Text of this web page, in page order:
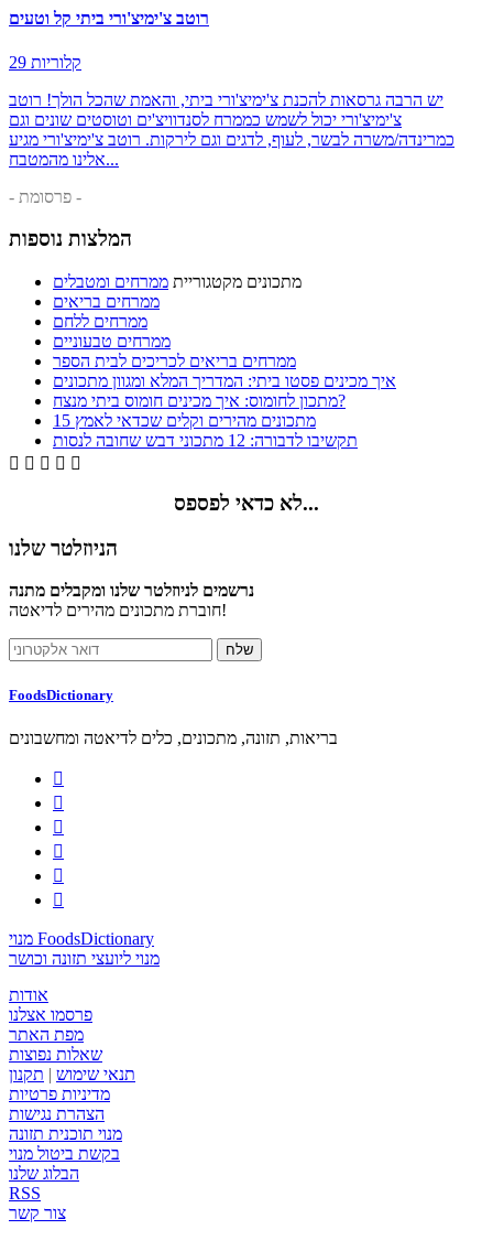
רוטב צ'ימיצ'ורי ביתי קל וטעים
29 קלוריות
יש הרבה גרסאות להכנת צ'ימיצ'ורי ביתי, והאמת שהכל הולך! רוטב
צ'ימיצ'ורי יכול לשמש כממרח לסנדוויצ'ים וטוסטים שונים וגם
כמרינדה/משרה לבשר, לעוף, לדגים וגם לירקות. רוטב צ'ימיצ'ורי מגיע
אלינו מהמטבח...
- פרסומת -
המלצות נוספות
מתכונים מקטגוריית ממרחים ומטבלים
ממרחים בריאים
ממרחים ללחם
ממרחים טבעוניים
ממרחים בריאים לכריכים לבית הספר
איך מכינים פסטו ביתי: המדריך המלא ומגוון מתכונים
מתכון לחומוס: איך מכינים חומוס ביתי מנצח?
15 מתכונים מהירים וקלים שכדאי לאמץ
תקשיבו לדבורה: 12 מתכוני דבש שחובה לנסות
    
לא כדאי לפספס...
הניוזלטר שלנו
נרשמים לניוזלטר שלנו ומקבלים מתנה
חוברת מתכונים מהירים לדיאטה!
FoodsDictionary
בריאות, תזונה, מתכונים, כלים לדיאטה ומחשבונים






מנוי FoodsDictionary
מנוי ליועצי תזונה וכושר
אודות
פרסמו אצלנו
מפת האתר
שאלות נפוצות
תנאי שימוש | תקנון
מדיניות פרטיות
הצהרת נגישות
מנוי תוכנית תזונה
בקשת ביטול מנוי
הבלוג שלנו
RSS
צור קשר